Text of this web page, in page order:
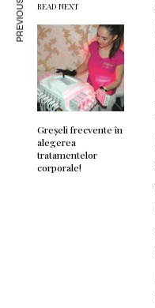
READ NEXT
Greșeli frecvente în
alegerea
tratamentelor
corporale!